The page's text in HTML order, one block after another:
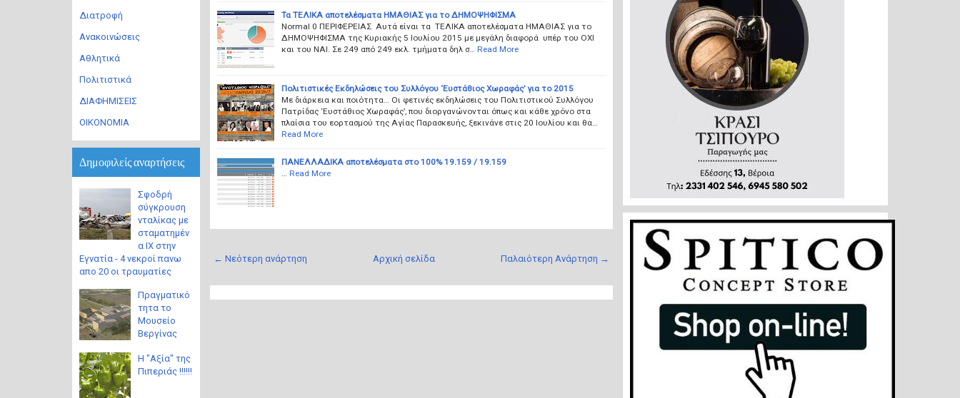
Τα ΤΕΛΙΚΑ αποτελέσματα ΗΜΑΘΙΑΣ για το ΔΗΜΟΨΗΦΙΣΜΑ
Normal 0 ΠΕΡΙΦΕΡΕΙΑΣ Αυτά είναι τα ΤΕΛΙΚΑ αποτελέσματα ΗΜΑΘΙΑΣ για το
ΔΗΜΟΨΗΦΙΣΜΑ της Κυριακής 5 Ιουλίου 2015 με μεγάλη διαφορά υπέρ του ΟΧΙ
και του ΝΑΙ. Σε 249 από 249 εκλ. τμήματα δηλ σ…
Read More
Πολιτιστικές Εκδηλώσεις του Συλλόγου ‘Ευστάθιος Χωραφάς’ για το 2015
Με διάρκεια και ποιότητα… Οι φετινές εκδηλώσεις του Πολιτιστικού Συλλόγου
Πατρίδας ‘Ευστάθιος Χωραφάς’, που διοργανώνονται όπως και κάθε χρόνο στα
πλαίσια του εορτασμού της Αγίας Παρασκευής, ξεκινάνε στις 20 Ιουλίου και θα…
Read More
ΠΑΝΕΛΛΑΔΙΚΑ αποτελέσματα στο 100% 19.159 / 19.159
Read More
← Νεότερη ανάρτηση Παλαιότερη Ανάρτηση →
Αρχική σελίδα
Διατροφή
Ανακοινώσεις
Αθλητικά
Πολιτιστικά
ΔΙΑΦΗΜΙΣΕΙΣ
ΟΙΚΟΝΟΜΙΑ
Δημοφιλείς αναρτήσεις
Σφοδρή
σύγκρουση
νταλίκας με
σταματημέν
α ΙΧ στην
Εγνατία - 4 νεκροί πανω
απο 20 οι τραυματίες
Πραγματικό
τητα το
Μουσείο
Βεργίνας
Η "Αξία" της
Πιπεριάς !!!!!!